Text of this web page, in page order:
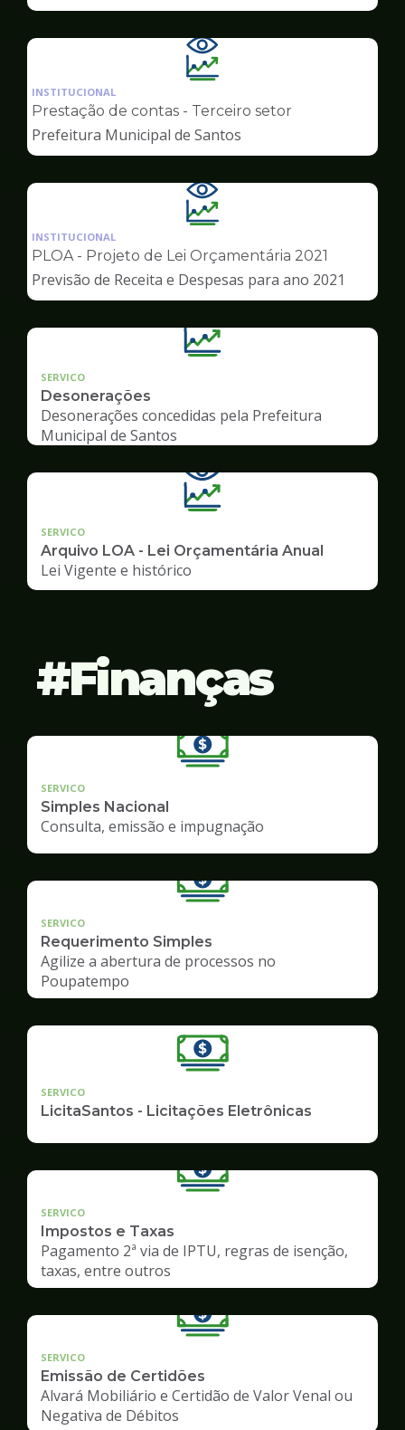
Ilustração
da
pagina
de
Transparência
INSTITUCIONAL
Prestação de contas - Terceiro setor
Prefeitura Municipal de Santos
Ilustração
da
pagina
Transparência
INSTITUCIONAL
PLOA - Projeto de Lei Orçamentária 2021
Previsão de Receita e Despesas para ano 2021
SERVICO
Desonerações
Desonerações concedidas pela Prefeitura
Municipal de Santos
SERVICO
Arquivo LOA - Lei Orçamentária Anual
Lei Vigente e histórico
Finanças
SERVICO
Simples Nacional
Consulta, emissão e impugnação
SERVICO
Requerimento Simples
Agilize a abertura de processos no
Poupatempo
SERVICO
LicitaSantos - Licitações Eletrônicas
SERVICO
Impostos e Taxas
Pagamento 2ª via de IPTU, regras de isenção,
taxas, entre outros
SERVICO
Emissão de Certidões
Alvará Mobiliário e Certidão de Valor Venal ou
Negativa de Débitos